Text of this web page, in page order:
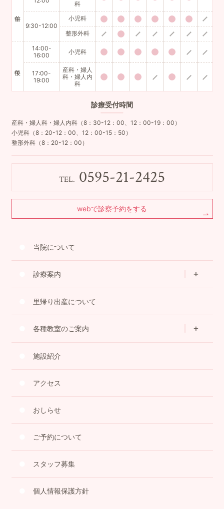
科
9:30-12:00
小児科
整形外科
14:00-
16:00
小児科
17:00-
19:00
産科・婦人
科・婦人内
科
診療受付時間
産科・婦人科・婦人内科（8：30-12：00、12：00-19：00）
小児科（8：20-12：00、12：00-15：50）
整形外科（8：20-12：00）
TEL. 0595-21-2425
webで診察予約をする
当院について
診療案内
里帰り出産について
各種教室のご案内
施設紹介
アクセス
おしらせ
ご予約について
スタッフ募集
個人情報保護方針